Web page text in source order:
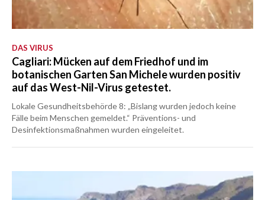
DAS VIRUS
Cagliari: Mücken auf dem Friedhof und im
botanischen Garten San Michele wurden positiv
auf das West-Nil-Virus getestet.
Lokale Gesundheitsbehörde 8: „Bislang wurden jedoch keine
Fälle beim Menschen gemeldet.“ Präventions- und
Desinfektionsmaßnahmen wurden eingeleitet.